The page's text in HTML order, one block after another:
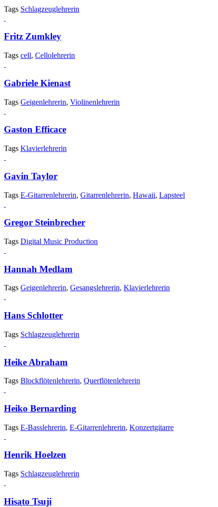
Tags Schlagzeuglehrerin
Fritz Zumkley
Tags cell, Cellolehrerin
Gabriele Kienast
Tags Geigenlehrerin, Violinenlehrerin
Gaston Efficace
Tags Klavierlehrerin
Gavin Taylor
Tags E-Gitarrenlehrerin, Gitarrenlehrerin, Hawaii, Lapsteel
Gregor Steinbrecher
Tags Digital Music Production
Hannah Medlam
Tags Geigenlehrerin, Gesangslehrerin, Klavierlehrerin
Hans Schlotter
Tags Schlagzeuglehrerin
Heike Abraham
Tags Blockflötenlehrerin, Querflötenlehrerin
Heiko Bernarding
Tags E-Basslehrerin, E-Gitarrenlehrerin, Konzertgitarre
Henrik Hoelzen
Tags Schlagzeuglehrerin
Hisato Tsuji